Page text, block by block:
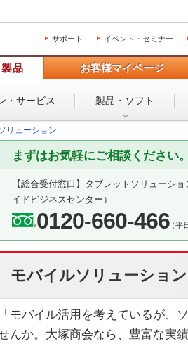
サポート イベント・セミナー
品 お客様マイページ
・ サービス 製品・ソフト
リューション
まずはお気軽にご相談ください。
【総合受付窓口】 タブレットソリューショ
イドビジネスセンター）
0120-660-466（平
モバイルソリューション
「モバイル活用を考えているが、
んか。大塚商会なら、豊富な実